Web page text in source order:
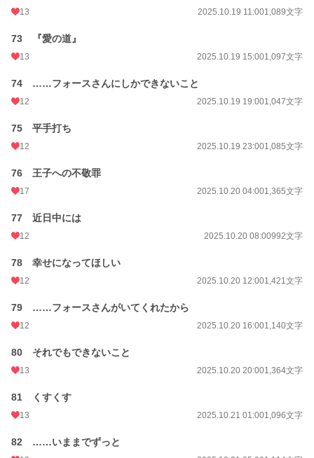
13 2025.10.19 11:001,089文字
73 『愛の道』
13 2025.10.19 15:001,097文字
74 ……フォースさんにしかできないこと
12 2025.10.19 19:001,047文字
75 平手打ち
12 2025.10.19 23:001,085文字
76 王子への不敬罪
17 2025.10.20 04:001,365文字
77 近日中には
12 2025.10.20 08:00992文字
78 幸せになってほしい
12 2025.10.20 12:001,421文字
79 ……フォースさんがいてくれたから
12 2025.10.20 16:001,140文字
80 それでもできないこと
13 2025.10.20 20:001,364文字
81 くすくす
13 2025.10.21 01:001,096文字
82 ……いままでずっと